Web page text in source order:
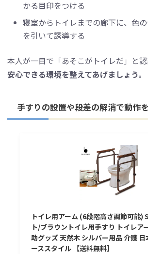
かる目印をつける
寝室からトイレまでの廊下に、色
を引いて誘導する
本人が一目で「あそこがトイレだ」と認
安心できる環境を整えてあげましょう。
手すりの設置や段差の解消で動作
トイレ用アーム (6段階高さ調節可能)
ト/ブラウントイレ用手すり トイレア
助グッズ 天然木 シルバー用品 介護 日
ーススタイル 【送料無料】